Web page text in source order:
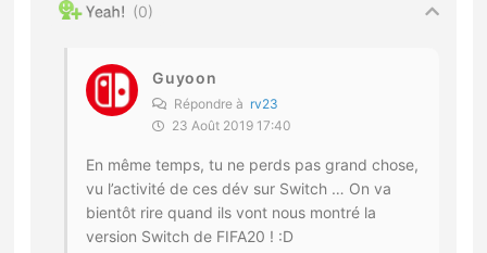
0
Guyoon
Répondre à rv23
23 Août 2019 17:40
En même temps, tu ne perds pas grand chose,
vu l’activité de ces dév sur Switch … On va
bientôt rire quand ils vont nous montré la
version Switch de FIFA20 ! :D